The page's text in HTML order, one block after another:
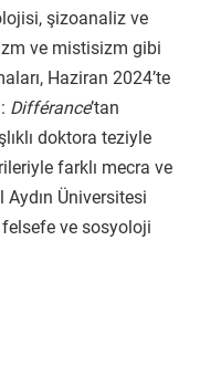
şizoanaliz ve
ve mistisizm gibi
Haziran 2024’te
Différance’tan
doktora teziyle
farklı mecra ve
Üniversitesi
ve sosyoloji